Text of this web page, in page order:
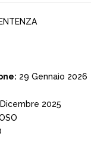
29 Gennaio 2026
2025